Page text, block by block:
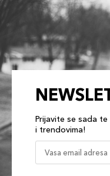
Prijavite se sada
i trendovima!